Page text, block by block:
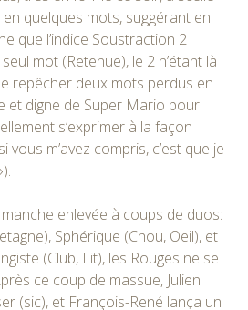
quelques mots, suggérant en
que l’indice Soustraction 2
mot (Retenue), le 2 n’étant là
repêcher deux mots perdus en
et digne de Super Mario pour
s’exprimer à la façon
vous m’avez compris, c’est que je
enlevée à coups de duos:
Sphérique (Chou, Oeil), et
(Club, Lit), les Rouges ne se
ce coup de massue, Julien
(sic), et François-René lança un